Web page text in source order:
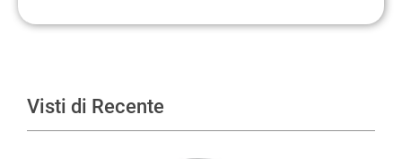
Visti di Recente